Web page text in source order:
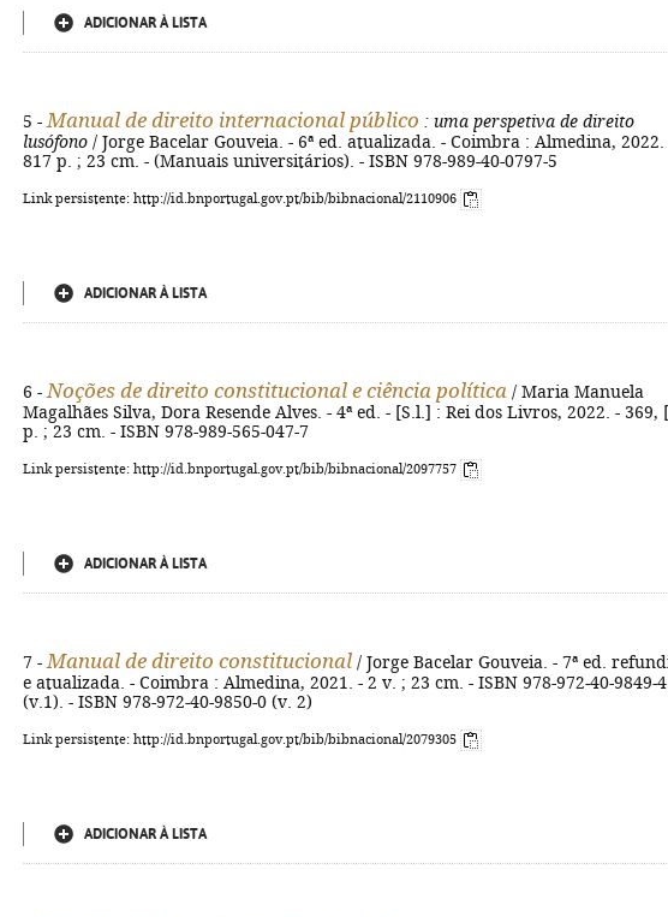
ADICIONAR À LISTA
5 - Manual de direito internacional público : uma perspetiva de direito
lusófono / Jorge Bacelar Gouveia. - 6ª ed. atualizada. - Coimbra : Almedina, 2022.
817 p. ; 23 cm. - (Manuais universitários). - ISBN 978-989-40-0797-5
Link persistente: http://id.bnportugal.gov.pt/bib/bibnacional/2110906
ADICIONAR À LISTA
6 - Noções de direito constitucional e ciência política / Maria Manuela
Magalhães Silva, Dora Resende Alves. - 4ª ed. - [S.l.] : Rei dos Livros, 2022. - 369,
p. ; 23 cm. - ISBN 978-989-565-047-7
Link persistente: http://id.bnportugal.gov.pt/bib/bibnacional/2097757
ADICIONAR À LISTA
7 - Manual de direito constitucional / Jorge Bacelar Gouveia. - 7ª ed.
e atualizada. - Coimbra : Almedina, 2021. - 2 v. ; 23 cm. - ISBN 978-972-40-9849-4
(v.1). - ISBN 978-972-40-9850-0 (v. 2)
Link persistente: http://id.bnportugal.gov.pt/bib/bibnacional/2079305
ADICIONAR À LISTA